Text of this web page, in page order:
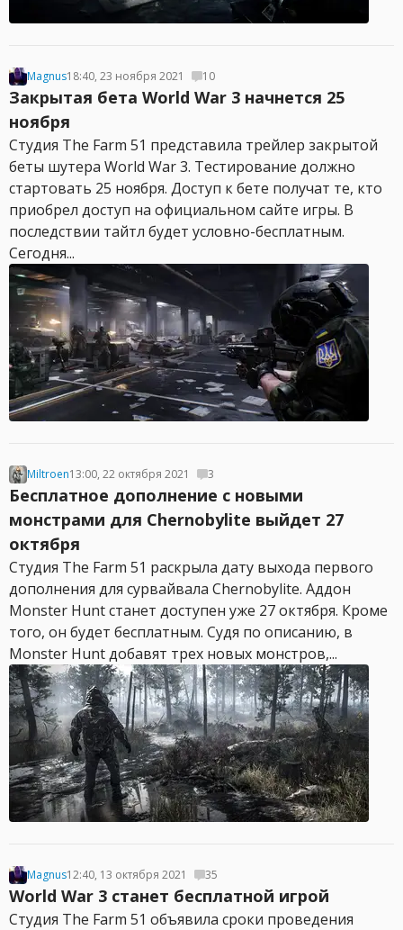
Magnus18:40, 23 ноября 2021 10
Закрытая бета World War 3 начнется 25
ноября
Студия The Farm 51 представила трейлер закрытой
беты шутера World War 3. Тестирование должно
стартовать 25 ноября. Доступ к бете получат те, кто
приобрел доступ на официальном сайте игры. В
последствии тайтл будет условно-бесплатным.
Сегодня...
Miltroen13:00, 22 октября 2021 3
Бесплатное дополнение с новыми
монстрами для Chernobylite выйдет 27
октября
Студия The Farm 51 раскрыла дату выхода первого
дополнения для сурвайвала Chernobylite. Аддон
Monster Hunt станет доступен уже 27 октября. Кроме
того, он будет бесплатным. Судя по описанию, в
Monster Hunt добавят трех новых монстров,...
Magnus12:40, 13 октября 2021 35
World War 3 станет бесплатной игрой
Студия The Farm 51 объявила сроки проведения